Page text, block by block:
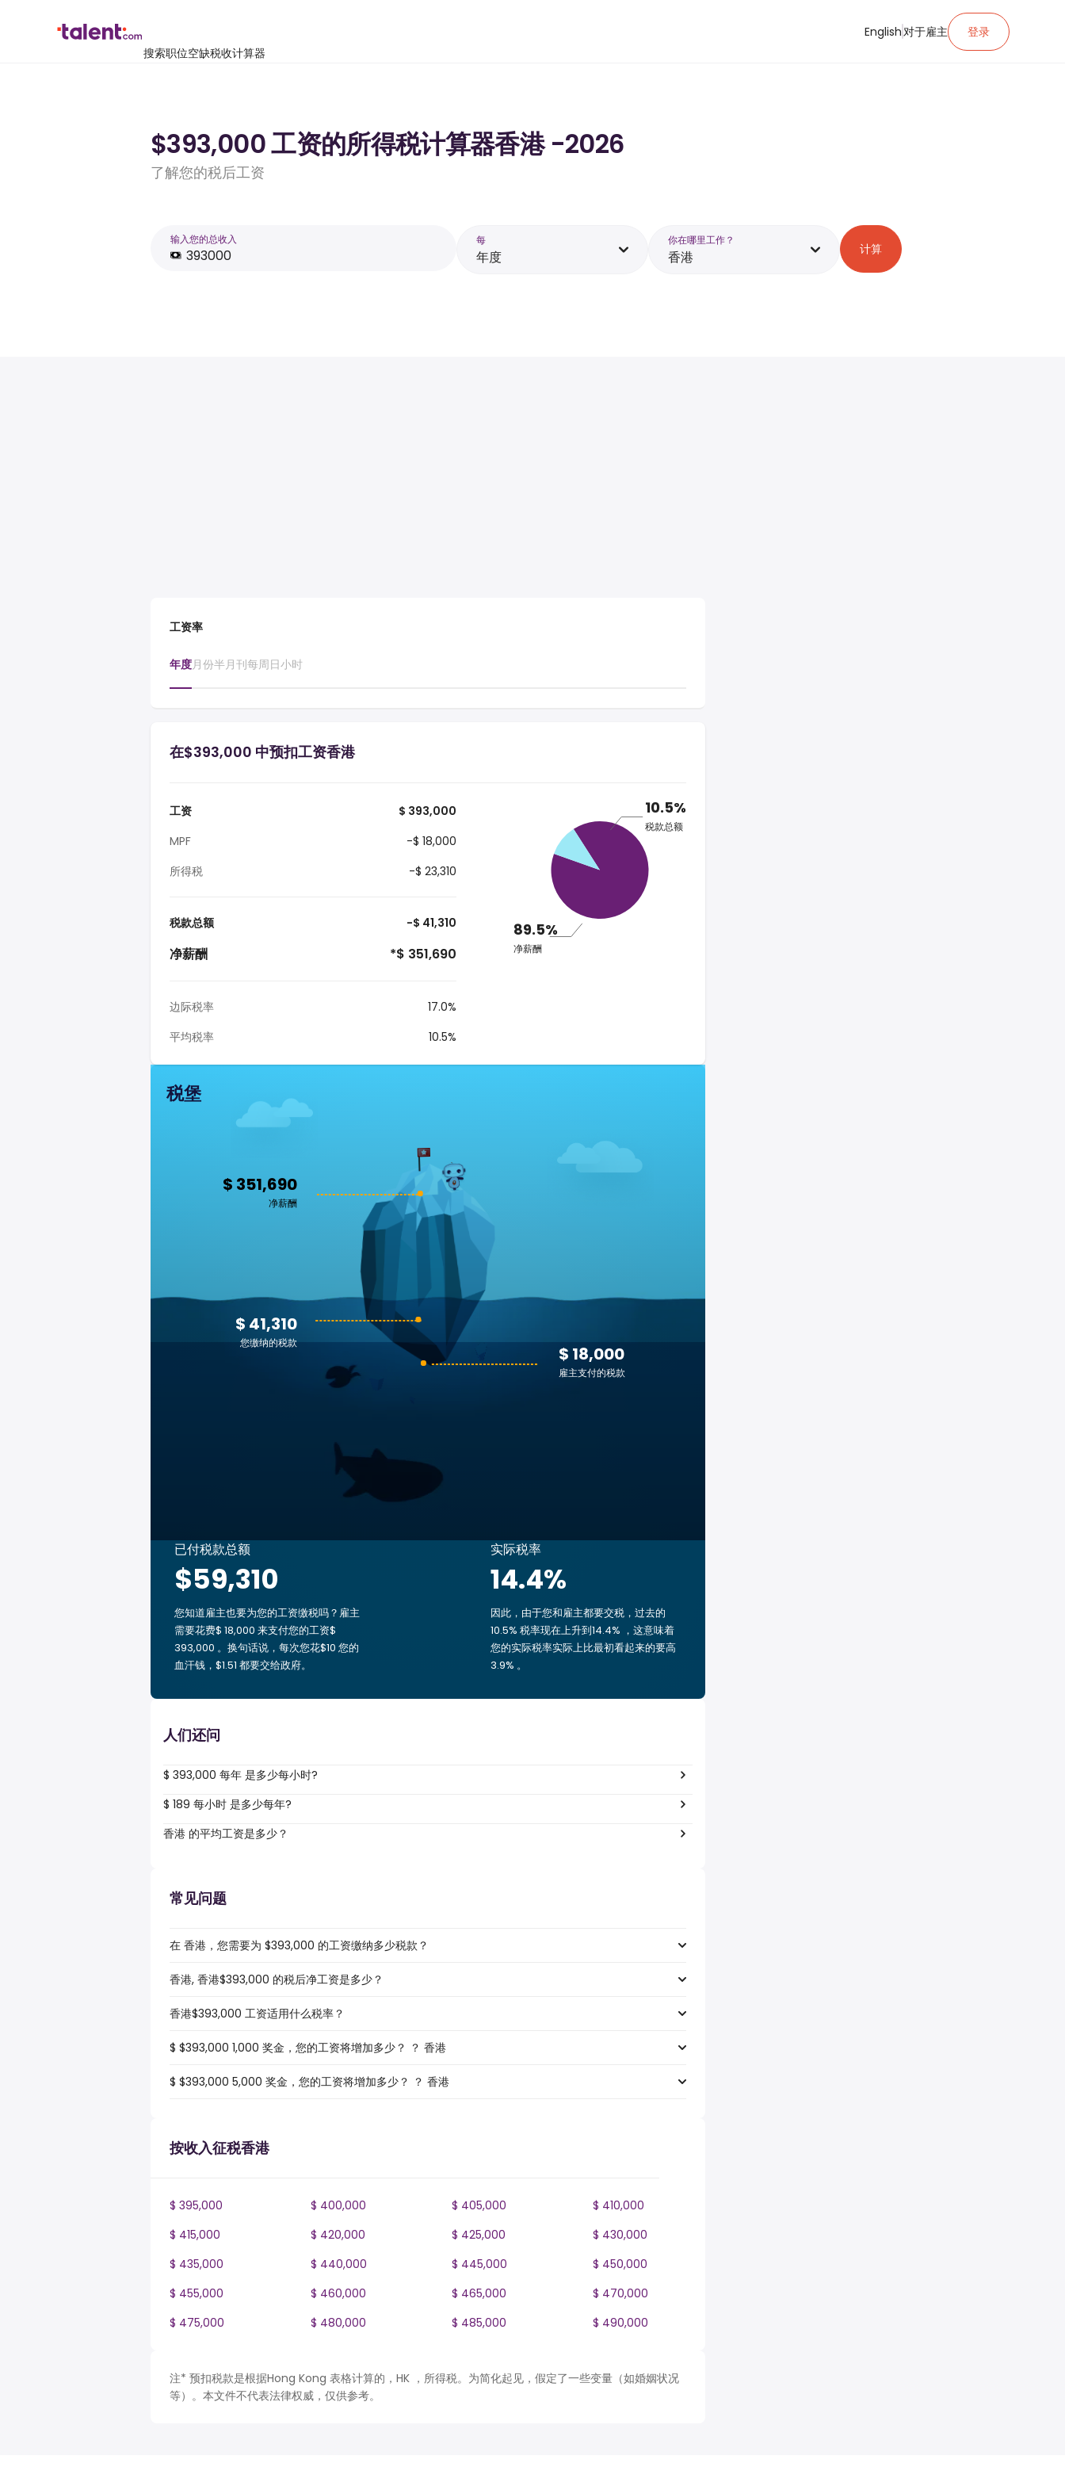
搜索职位空缺税收计算器
English对于雇主 登录
$393,000 工资的所得税计算器香港 -2026
了解您的税后工资
输入您的总收入 每
年度
你在哪里工作？
香港 计算
工资率
年度月份半月刊每周日小时
在$393,000 中预扣工资香港
工资
$ 393,000
MPF
-$ 18,000
所得税
-$ 23,310
税款总额 -$ 41,310
净薪酬 *$ 351,690
边际税率
17.0%
平均税率
10.5%
10.5%
税款总额
89.5%
净薪酬
税堡
$ 351,690
净薪酬
$ 18,000
雇主支付的税款
$ 41,310
您缴纳的税款
已付税款总额
$59,310
您知道雇主也要为您的工资缴税吗？雇主
需要花费$ 18,000 来支付您的工资$
393,000 。换句话说，每次您花$10 您的
血汗钱，$1.51 都要交给政府。
实际税率
14.4%
因此，由于您和雇主都要交税，过去的
10.5% 税率现在上升到14.4% ，这意味着
您的实际税率实际上比最初看起来的要高
3.9% 。
人们还问
$ 393,000 每年 是多少每小时?
$ 189 每小时 是多少每年?
香港 的平均工资是多少？
常见问题
在 香港，您需要为 $393,000 的工资缴纳多少税款？
香港, 香港$393,000 的税后净工资是多少？
香港$393,000 工资适用什么税率？
$ $393,000 1,000 奖金，您的工资将增加多少？ ？ 香港
$ $393,000 5,000 奖金，您的工资将增加多少？ ？ 香港
按收入征税香港
$ 395,000 $ 400,000 $ 405,000
$ 410,000
$ 415,000
$ 420,000 $ 425,000
$ 430,000
$ 435,000
$ 440,000 $ 445,000
$ 450,000
$ 455,000
$ 460,000 $ 465,000
$ 470,000
$ 475,000
$ 480,000 $ 485,000 $ 490,000
注* 预扣税款是根据Hong Kong 表格计算的，HK ，所得税。为简化起见，假定了一些变量（如婚姻状况
等）。本文件不代表法律权威，仅供参考。